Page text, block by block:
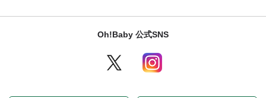
Oh!Baby 公式SNS